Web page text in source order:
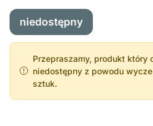
niedostępny
Przepraszamy, produkt który
niedostępny z powodu
sztuk.